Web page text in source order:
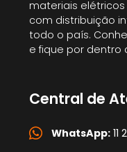
materiais
com distribuição
todo o país.
e fique por dentro
Central de
WhatsApp:11